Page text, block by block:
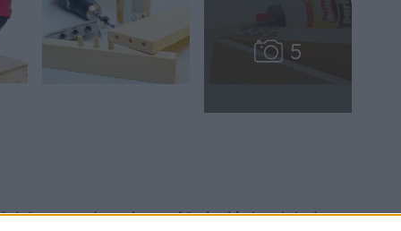
čapovaný spoj sa môže javiť ako dobrý